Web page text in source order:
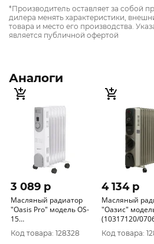
*Производитель оставляет за собой
дилера менять характеристики,
товара и место его производства.
является публичной офертой
Аналоги
3 089 p
Масляный радиатор
"Оasis Pro" модель OS-
15
(10323010/220623/3049321,
КИТАЙ )
Код товара: 128328
4 134 p
Масляный
"Оазис"
(10317120/
КИТАЙ )
Код товара: